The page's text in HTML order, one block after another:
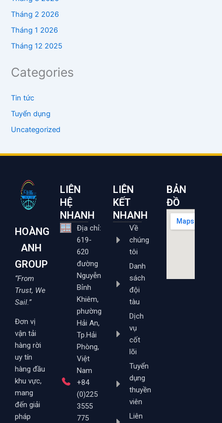
Tháng 2 2026
Tháng 1 2026
Tháng 12 2025
Categories
Tin tức
Tuyển dụng
Uncategorized
HOÀNG
ANH
GROUP
“From
Trust, We
Sail.”
Đơn vị
vận tải
hàng rời
uy tín
hàng đầu
khu vực,
mang
đến giải
pháp
LIÊN
HỆ
NHANH
Địa chỉ:
619-
620
đường
Nguyễn
Bỉnh
Khiêm,
phường
Hải An,
Tp.Hải
Phòng,
Việt
Nam
+84
(0)225
3555
775
LIÊN
KẾT
NHANH
Về
chúng
tôi
Danh
sách
đội
tàu
Dịch
vụ
cốt
lõi
Tuyển
dụng
thuyền
viên
Liên
BẢN
ĐỒ